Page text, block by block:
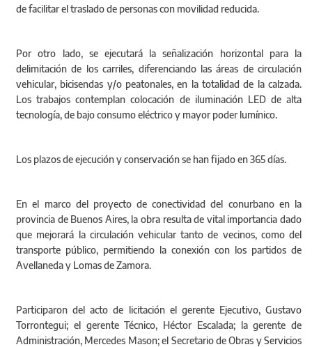
de facilitar el traslado de personas con movilidad reducida.
Por otro lado, se ejecutará la señalización horizontal para la
delimitación de los carriles, diferenciando las áreas de circulación
vehicular, bicisendas y/o peatonales, en la totalidad de la calzada.
Los trabajos contemplan colocación de iluminación LED de alta
tecnología, de bajo consumo eléctrico y mayor poder lumínico.
Los plazos de ejecución y conservación se han fijado en 365 días.
En el marco del proyecto de conectividad del conurbano en la
provincia de Buenos Aires, la obra resulta de vital importancia dado
que mejorará la circulación vehicular tanto de vecinos, como del
transporte público, permitiendo la conexión con los partidos de
Avellaneda y Lomas de Zamora.
Participaron del acto de licitación el gerente Ejecutivo, Gustavo
Torrontegui; el gerente Técnico, Héctor Escalada; la gerente de
Administración, Mercedes Mason; el Secretario de Obras y Servicios